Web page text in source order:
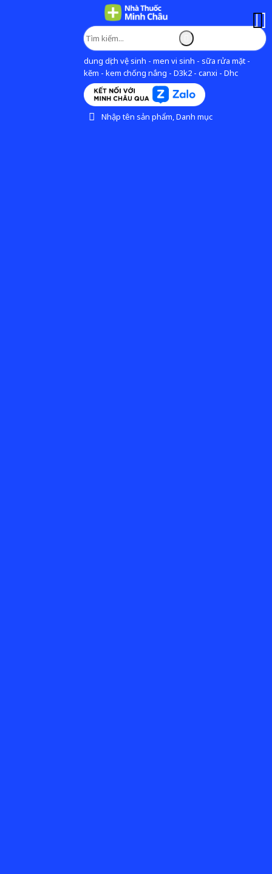
dung dịch vệ sinh - men vi sinh - sữa rửa mặt -
kẽm - kem chống nắng - D3k2 - canxi - Dhc
Nhập tên sản phẩm, Danh mục